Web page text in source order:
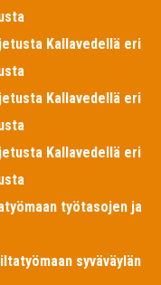
Kallavedellä eri
Kallavedellä eri
Kallavedellä eri
työtasojen ja
syväväylän